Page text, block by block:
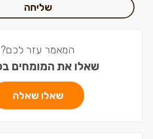
שליחה
המאמר עזר לכם?
שאלו את המומחים
שאלו שאלה